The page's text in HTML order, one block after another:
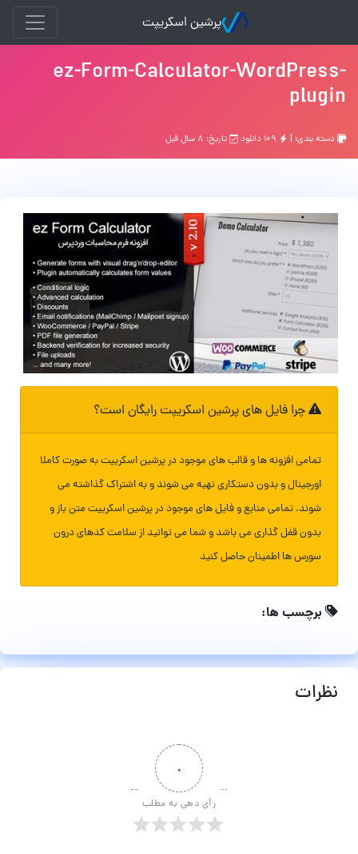
پرشین اسکریپت
ez-Form-Calculator-WordPress-
plugin
دسته بندی: | تاریخ: ۸ سال قبل
چرا فایل های پرشین اسکریپت رایگان است؟
تمامی افزونه ها و قالب های موجود در پرشین اسکریپت به صورت کاملا
اورجینال و بدون دستکاری تهیه می شوند و به اشتراک گذاشته می
شوند. تمامی منابع و فایل های موجود در پرشین اسکریپت متن باز و
بدون قفل گذاری می باشد و شما می توانید از سلامت کدهای درون
سورس ها اطمینان حاصل کنید
برچسب ها:
نظرات
۰
رأی دهی به مطلب